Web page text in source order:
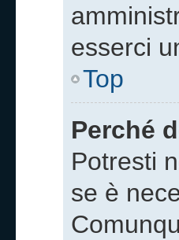
esserci
Top
Perché
Potresti
se è